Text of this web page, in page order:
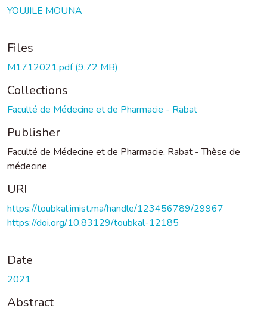
YOUJILE MOUNA
Files
M1712021.pdf(9.72 MB)
Collections
Faculté de Médecine et de Pharmacie - Rabat
Publisher
Faculté de Médecine et de Pharmacie, Rabat - Thèse de
médecine
URI
https://toubkal.imist.ma/handle/123456789/29967
https://doi.org/10.83129/toubkal-12185
Date
2021
Abstract